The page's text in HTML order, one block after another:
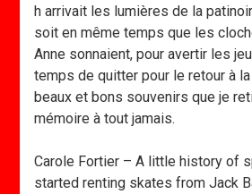
h arrivait les lumières de la
soit en même temps que les
Anne sonnaient, pour avertir les
temps de quitter pour le retour à
beaux et bons souvenirs que je
mémoire à tout jamais.
Carole Fortier – A little history of
started renting skates from Jack